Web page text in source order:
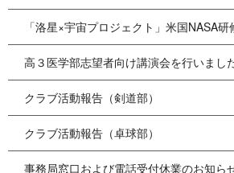
「洛星×宇宙プロジェクト」米国NASA
高３医学部志望者向け講演会を行いまし
クラブ活動報告（剣道部）
クラブ活動報告（卓球部）
事務局窓口および電話受付休業のお知ら